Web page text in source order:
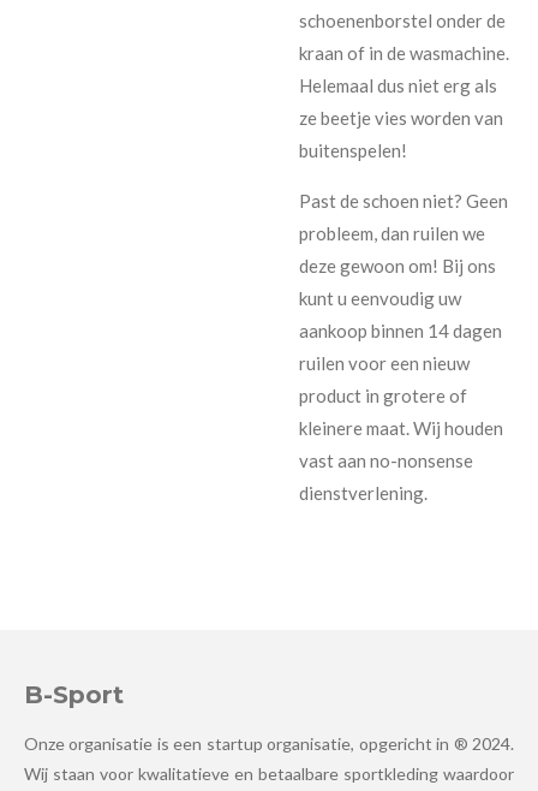
schoenenborstel onder de
kraan of in de wasmachine.
Helemaal dus niet erg als
ze beetje vies worden van
buitenspelen!
Past de schoen niet? Geen
probleem, dan ruilen we
deze gewoon om! Bij ons
kunt u eenvoudig uw
aankoop binnen 14 dagen
ruilen voor een nieuw
product in grotere of
kleinere maat. Wij houden
vast aan no-nonsense
dienstverlening.
B-Sport
Onze organisatie is een startup organisatie, opgericht in ® 2024.
Wij staan voor kwalitatieve en betaalbare sportkleding waardoor